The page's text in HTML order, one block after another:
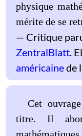
physique
mérite de se
Critique
ZentralBlatt.
américainede
Cet
titre. Il